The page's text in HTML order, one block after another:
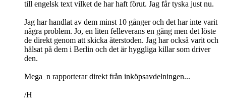
till engelsk text vilket de har haft förut. Jag får tyska just nu.
Jag har handlat av dem minst 10 gånger och det har inte varit
några problem. Jo, en liten felleverans en gång men det löste
de direkt genom att skicka återstoden. Jag har också varit och
hälsat på dem i Berlin och det är hyggliga killar som driver
den.
Mega_n rapporterar direkt från inköpsavdelningen...
/H